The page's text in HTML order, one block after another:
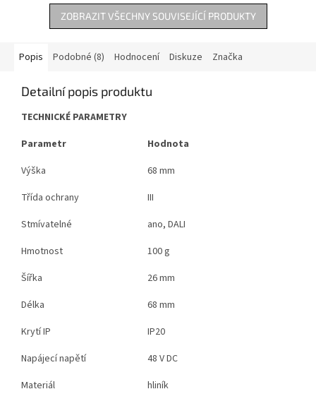
ZOBRAZIT VŠECHNY SOUVISEJÍCÍ PRODUKTY
Popis Podobné (8) Hodnocení Diskuze Značka
Detailní popis produktu
TECHNICKÉ PARAMETRY
Parametr
Hodnota
Výška
68 mm
Třída ochrany
III
Stmívatelné
ano, DALI
Hmotnost
100 g
Šířka
26 mm
Délka
68 mm
Krytí IP
IP20
Napájecí napětí
48 V DC
Materiál
hliník